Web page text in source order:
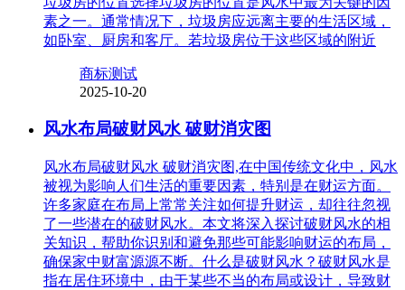
素之一。通常情况下，垃圾房应远离主要的生活区域，
如卧室、厨房和客厅。若垃圾房位于这些区域的附近
商标测试
2025-10-20
风水布局破财风水 破财消灾图
风水布局破财风水 破财消灾图,在中国传统文化中，风水
被视为影响人们生活的重要因素，特别是在财运方面。
许多家庭在布局上常常关注如何提升财运，却往往忽视
了一些潜在的破财风水。本文将深入探讨破财风水的相
关知识，帮助你识别和避免那些可能影响财运的布局，
确保家中财富源源不断。什么是破财风水？破财风水是
指在居住环境中，由于某些不当的布局或设计，导致财